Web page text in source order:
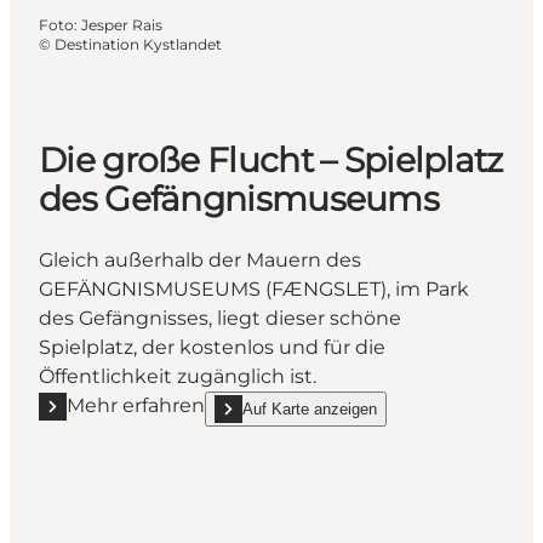
Foto: Jesper Rais
© Destination Kystlandet
Die große Flucht – Spielplatz
des Gefängnismuseums
Gleich außerhalb der Mauern des
GEFÄNGNISMUSEUMS (FÆNGSLET), im Park
des Gefängnisses, liegt dieser schöne
Spielplatz, der kostenlos und für die
Öffentlichkeit zugänglich ist.
Mehr erfahren
Mehr erfahren "Die große Flucht – Spielplatz des
Auf Karte anzeigen
show Die große Flucht – Spielplatz des